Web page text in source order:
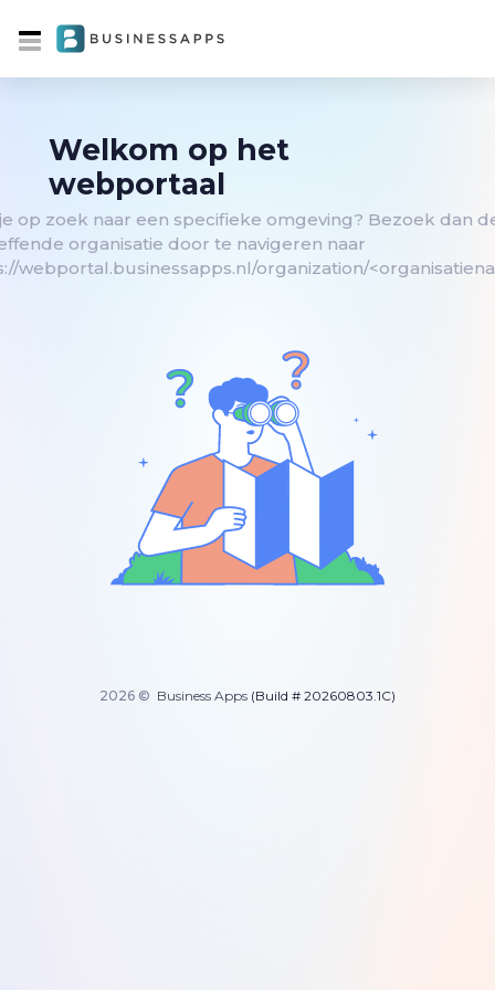
Welkom op het
webportaal
op zoek naar een specifieke omgeving? Bezoek dan
organisatie door te navigeren naar
webportal.businessapps.nl/organization/
2026 © Business Apps (Build # 20260803.1C)